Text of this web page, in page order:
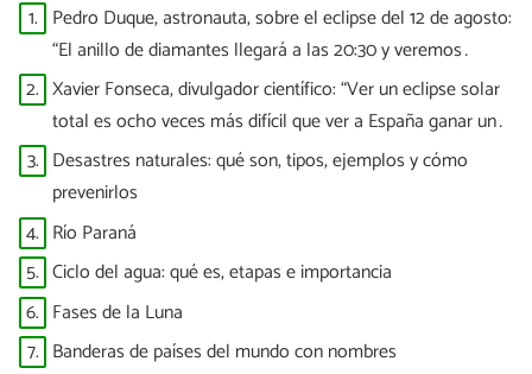
1. Pedro Duque, astronauta, sobre el eclipse del 12 de agosto:
“El anillo de diamantes llegará a las 20:30 y veremos
puntitos brillantes”
2. Xavier Fonseca, divulgador científico: “Ver un eclipse solar
total es ocho veces más difícil que ver a España ganar un
Mundial”
3. Desastres naturales: qué son, tipos, ejemplos y cómo
prevenirlos
4. Río Paraná
5. Ciclo del agua: qué es, etapas e importancia
6. Fases de la Luna
7. Banderas de países del mundo con nombres